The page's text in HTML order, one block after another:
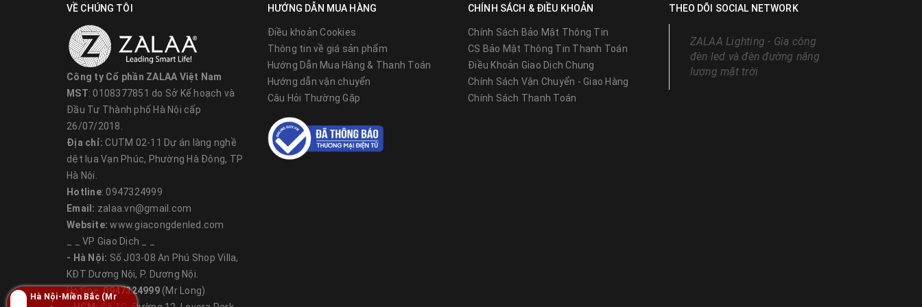
VỀ CHÚNG TÔI
Công ty Cổ phần ZALAA Việt Nam
MST: 0108377851 do Sở Kế hoạch và
Đầu Tư Thành phố Hà Nội cấp
26/07/2018.
Địa chỉ: CUTM 02-11 Dự án làng nghề
dệt lụa Vạn Phúc, Phường Hà Đông, TP
Hà Nội.
Hotline: 0947324999
Email: zalaa.vn@gmail.com
Website:www.giacongdenled.com
_ _ VP Giao Dịch _ _
- Hà Nội: Số J03-08 An Phú Shop Villa,
KĐT Dương Nội, P. Dương Nội.
Hotline: 0947324999(Mr Long)
HƯỚNG DẪN MUA HÀNG
Điều khoản Cookies
Thông tin về giá sản phẩm
Hướng Dẫn Mua Hàng & Thanh Toán
Hướng dẫn vận chuyển
Câu Hỏi Thường Gặp
CHÍNH SÁCH & ĐIỀU KHOẢN
Chính Sách Bảo Mật Thông Tin
CS Bảo Mật Thông Tin Thanh Toán
Điều Khoản Giao Dịch Chung
Chính Sách Vận Chuyển - Giao Hàng
Chính Sách Thanh Toán
THEO DÕI SOCIAL NETWORK
ZALAA Lighting - Gia công
đèn led và đèn đường năng
lượng mặt trời
Hà Nội-Miền Bắc (Mr